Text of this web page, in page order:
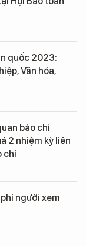
quốc 2023:
Văn hóa,
báo chí
2 nhiệm kỳ liên
chí
người xem